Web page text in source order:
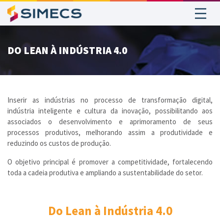
Do Lean à Indústria 4.0
DO LEAN À INDÚSTRIA 4.0
Inserir as indústrias no processo de transformação digital,
indústria inteligente e cultura da inovação, possibilitando aos
associados o desenvolvimento e aprimoramento de seus
processos produtivos, melhorando assim a produtividade e
reduzindo os custos de produção.
O objetivo principal é promover a competitividade, fortalecendo
toda a cadeia produtiva e ampliando a sustentabilidade do setor.
Do Lean à Indústria 4.0